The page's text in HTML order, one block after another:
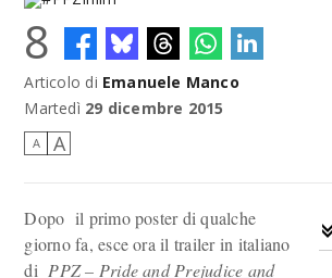
#PPZIlfilm
8
Articolo di Emanuele Manco
Martedì 29 dicembre 2015
A A
Dopo il primo poster di qualche
giorno fa, esce ora il trailer in italiano
di PPZ – Pride and Prejudice and